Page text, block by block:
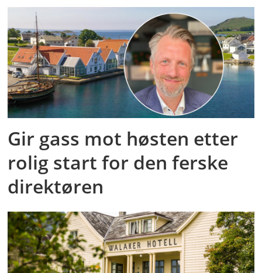
Gir gass mot høsten etter
rolig start for den ferske
direktøren